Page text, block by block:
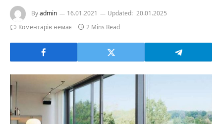
Byadmin 16.01.2021 Updated: 20.01.2025
Коментарів немає
2 Mins Read